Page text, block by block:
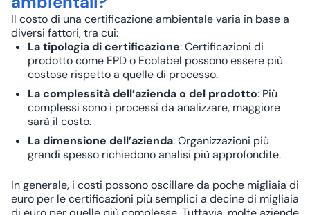
Il costo di una certificazione ambientale varia in base a
diversi fattori, tra cui:
La tipologia di certificazione: Certificazioni di
prodotto come EPD o Ecolabel possono essere più
costose rispetto a quelle di processo.
La complessità dell’azienda o del prodotto: Più
complessi sono i processi da analizzare, maggiore
sarà il costo.
La dimensione dell’azienda: Organizzazioni più
grandi spesso richiedono analisi più approfondite.
In generale, i costi possono oscillare da poche migliaia di
euro per le certificazioni più semplici a decine di migliaia